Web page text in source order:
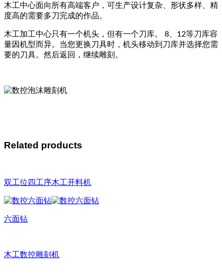
木工中心面向所有高端客户，可生产设计复杂、形状多样、精
度高的需要多刀完成的作品。
木工加工中心只有一个机头，但有一个刀库。 8、12等刀库容
量因机型而异。当您更换刀具时，机头移动到刀库并选择您需
要的刀具。然后返回，继续雕刻。
Related products
双工位四工序木工开料机
六面钻
木工数控雕刻机